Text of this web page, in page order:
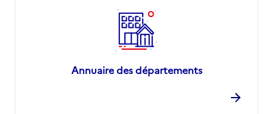
Annuaire des départements